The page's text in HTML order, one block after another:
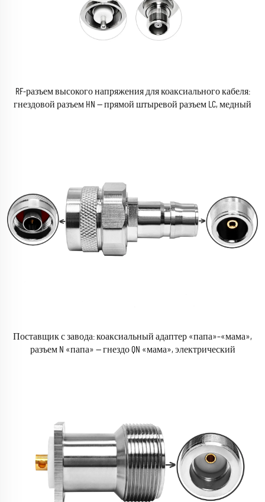
RF-разъем высокого напряжения для коаксиального кабеля:
гнездовой разъем HN — прямой штыревой разъем LC, медный
Поставщик с завода: коаксиальный адаптер «папа»–«мама»,
разъем N «папа» — гнездо QN «мама», электрический